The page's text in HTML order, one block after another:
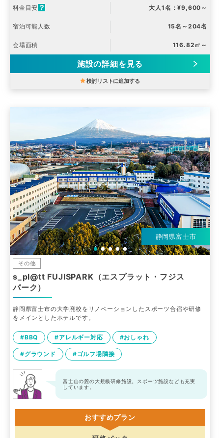
料金目安 大人1名：¥9,600～
宿泊可能人数 15名～204名
会場面積 116.82㎡～
施設の詳細を見る
検討リストに追加する
静岡県富士市
その他
s_pl@tt FUJISPARK（エスプラット・フジス
パーク）
静岡県富士市の大学廃校をリノベーションしたスポーツ合宿や研修
をメインとしたホテルです。
#BBQ #アレルギー対応 #おしゃれ
#グラウンド #ゴルフ場隣接
富士山の麓の大規模研修施設。スポーツ施設なども充実
しています。
おすすめプラン